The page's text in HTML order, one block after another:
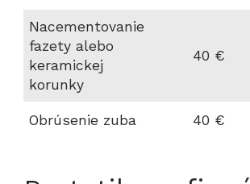
Nacementovanie
fazety alebo
keramickej
korunky
40 €
Obrúsenie zuba 40 €